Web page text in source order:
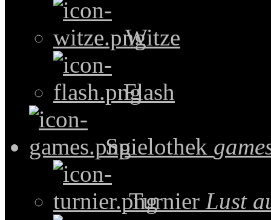
Witze
Flash
Spielothek
Turnier Lust